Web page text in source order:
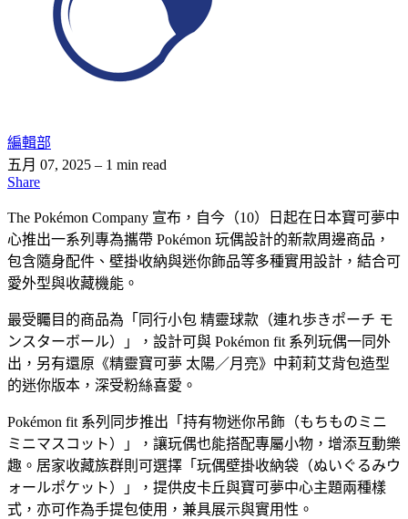
編輯部
五月 07, 2025 – 1 min read
Share
The Pokémon Company 宣布，自今（10）日起在日本寶可夢中
心推出一系列專為攜帶 Pokémon 玩偶設計的新款周邊商品，
包含隨身配件、壁掛收納與迷你飾品等多種實用設計，結合可
愛外型與收藏機能。
最受矚目的商品為「同行小包 精靈球款（連れ歩きポーチ モ
ンスターボール）」，設計可與 Pokémon fit 系列玩偶一同外
出，另有還原《精靈寶可夢 太陽／月亮》中莉莉艾背包造型
的迷你版本，深受粉絲喜愛。
Pokémon fit 系列同步推出「持有物迷你吊飾（もちものミニ
ミニマスコット）」，讓玩偶也能搭配專屬小物，增添互動樂
趣。居家收藏族群則可選擇「玩偶壁掛收納袋（ぬいぐるみウ
ォールポケット）」，提供皮卡丘與寶可夢中心主題兩種樣
式，亦可作為手提包使用，兼具展示與實用性。